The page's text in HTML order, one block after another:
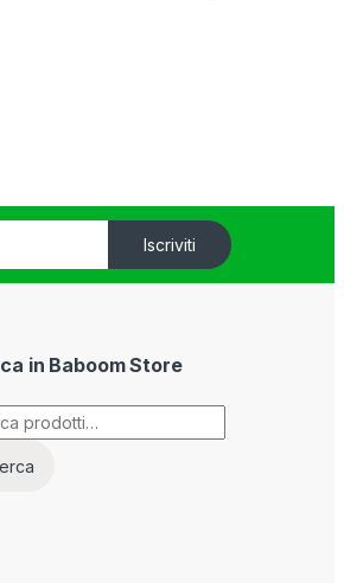
Iscriviti
in Baboom Store